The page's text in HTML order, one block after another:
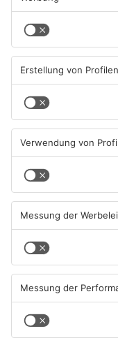
Die öffentliche
Angelegenheit der
ehrenamtlichen
Bürgerinnen und
getreten werden.
enger
stattfinden.
Was sind die
verdächtige
Sie sind
für die
Sie stehen
Auskünfte als
Sie wirken allein
dadurch das
Sie beseitigen